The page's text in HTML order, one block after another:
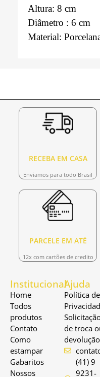
Altura: 8 cm
Diâmetro : 6 cm
Material:
RECEBA EM CASA
Enviamos para todo Brasil
PARCELE EM ATÉ
12x com cartões de credito
Institucional
Home
Todos
produtos
Contato
Como
estampar
Gabaritos
Nossos
Ajuda
Política de
de troca
devolução
(41) 9
9231-